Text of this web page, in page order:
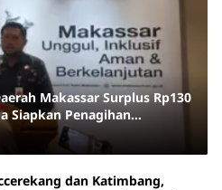
Makassar Surplus Rp130
Siapkan Penagihan
dan Katimbang,